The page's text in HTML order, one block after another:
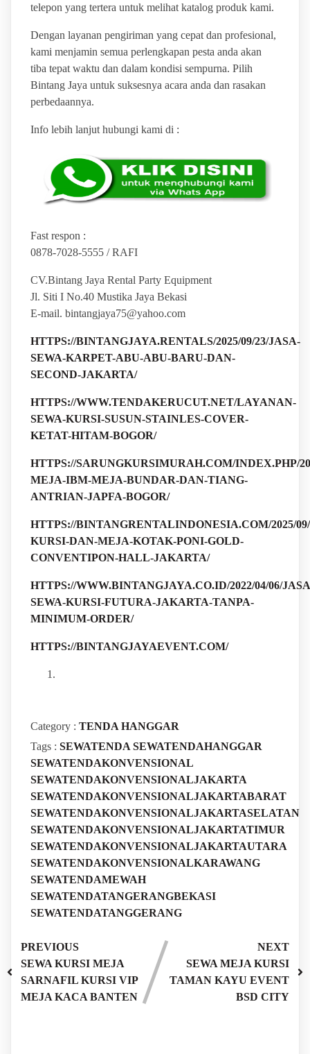
telepon yang tertera untuk melihat katalog produk kami.
Dengan layanan pengiriman yang cepat dan profesional,
kami menjamin semua perlengkapan pesta anda akan
tiba tepat waktu dan dalam kondisi sempurna. Pilih
Bintang Jaya untuk suksesnya acara anda dan rasakan
perbedaannya.
Info lebih lanjut hubungi kami di :
Fast respon :
0878-7028-5555 / RAFI
CV.Bintang Jaya Rental Party Equipment
Jl. Siti I No.40 Mustika Jaya Bekasi
E-mail. bintangjaya75@yahoo.com
HTTPS://BINTANGJAYA.RENTALS/2025/09/23/JASA-
SEWA-KARPET-ABU-ABU-BARU-DAN-
SECOND-JAKARTA/
HTTPS://WWW.TENDAKERUCUT.NET/LAYANAN-
SEWA-KURSI-SUSUN-STAINLES-COVER-
KETAT-HITAM-BOGOR/
HTTPS://SARUNGKURSIMURAH.COM/INDEX.PHP/
MEJA-IBM-MEJA-BUNDAR-DAN-TIANG-
ANTRIAN-JAPFA-BOGOR/
HTTPS://BINTANGRENTALINDONESIA.COM/2025/
KURSI-DAN-MEJA-KOTAK-PONI-GOLD-
CONVENTIPON-HALL-JAKARTA/
HTTPS://WWW.BINTANGJAYA.CO.ID/2022/04/06/
SEWA-KURSI-FUTURA-JAKARTA-TANPA-
MINIMUM-ORDER/
HTTPS://BINTANGJAYAEVENT.COM/
Category : TENDA HANGGAR
Tags : SEWATENDA SEWATENDAHANGGAR
SEWATENDAKONVENSIONAL
SEWATENDAKONVENSIONALJAKARTA
SEWATENDAKONVENSIONALJAKARTABARAT
SEWATENDAKONVENSIONALJAKARTASELATAN
SEWATENDAKONVENSIONALJAKARTATIMUR
SEWATENDAKONVENSIONALJAKARTAUTARA
SEWATENDAKONVENSIONALKARAWANG
SEWATENDAMEWAH
SEWATENDATANGERANGBEKASI
SEWATENDATANGGERANG
PREVIOUS
SEWA KURSI MEJA
SARNAFIL KURSI VIP
MEJA KACA BANTEN
NEXT
SEWA MEJA KURSI
TAMAN KAYU EVENT
BSD CITY